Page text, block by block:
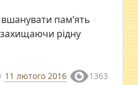
пам’ять
рідну
11 лютого 2016 1363